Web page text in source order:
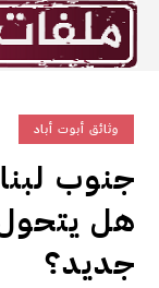
وثائق أبوت أباد
جنوب
هل
جديد؟